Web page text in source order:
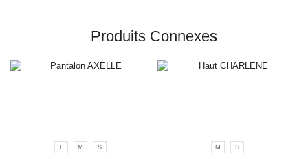
Produits Connexes
M S M S